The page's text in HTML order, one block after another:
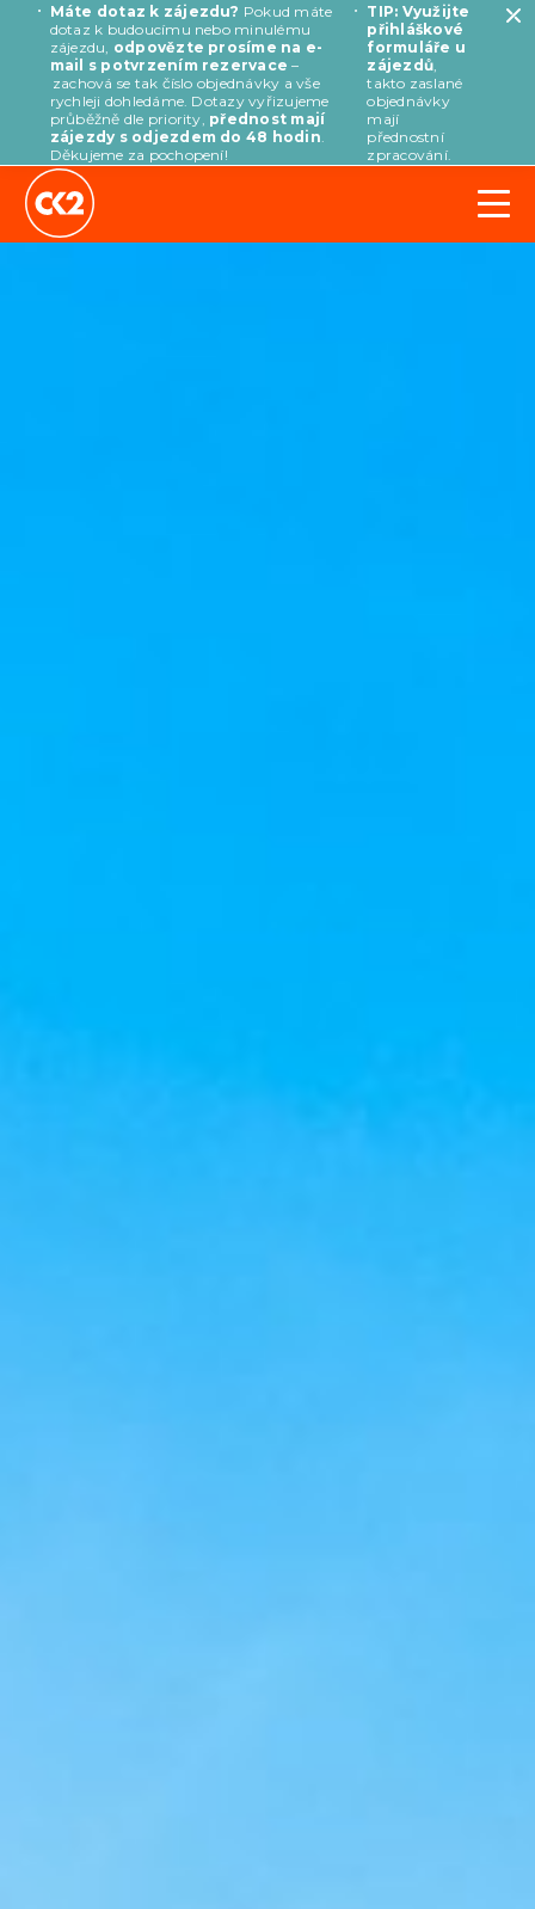
Máte dotaz k zájezdu? Pokud máte
dotaz k budoucímu nebo minulému
zájezdu, odpovězte prosíme na e-
mail s potvrzením rezervace –
zachová se tak číslo objednávky a vše
rychleji dohledáme. Dotazy vyřizujeme
průběžně dle priority, přednost mají
zájezdy s odjezdem do 48 hodin
Děkujeme za pochopení!
TIP: Využijte
přihláškové
formuláře u
zájezdů
takto zaslané
objednávky
mají
přednostní
zpracování.